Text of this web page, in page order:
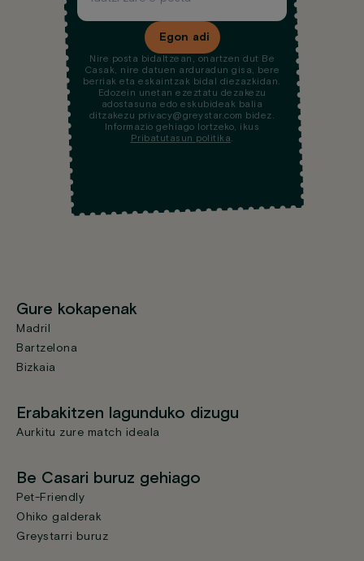
Egon adi
Nire posta bidaltzean, onartzen dut Be
Casak, nire datuen arduradun gisa, bere
berriak eta eskaintzak bidal diezazkidan.
Edozein unetan ezeztatu dezakezu
adostasuna edo eskubideak balia
ditzakezu privacy@greystar.com bidez.
Informazio gehiago lortzeko, ikus
Pribatutasun politika.
Gure kokapenak
Madril
Bartzelona
Bizkaia
Erabakitzen lagunduko dizugu
Aurkitu zure match ideala
Be Casari buruz gehiago
Pet-Friendly
Ohiko galderak
Greystarri buruz